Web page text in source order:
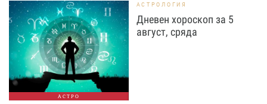
АСТРО
АСТРОЛОГИЯ
Дневен хороскоп за 5
август, сряда